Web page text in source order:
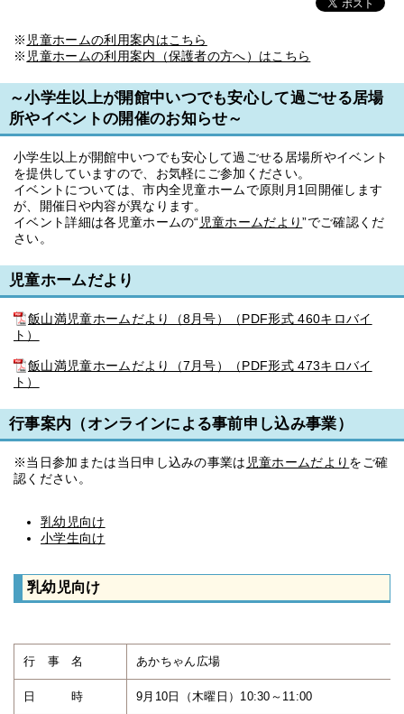
※ 児童ホームの利用案内はこちら
※ 児童ホームの利用案内（保護者の方へ）はこちら
～小学生以上が開館中いつでも安心して過ごせる居場
所やイベントの開催のお知らせ～
小学生以上が開館中いつでも安心して過ごせる居場所やイベント
を提供していますので、お気軽にご参加ください。
イベントについては、市内全児童ホームで原則月1回開催します
が、開催日や内容が異なります。
イベント詳細は各児童ホームの“児童ホームだより”でご確認くだ
さい。
児童ホームだより
飯山満児童ホームだより（8月号）（PDF形式 460キロバイ
ト）
飯山満児童ホームだより（7月号）（PDF形式 473キロバイ
ト）
行事案内（オンラインによる事前申し込み事業）
※当日参加または当日申し込みの事業は 児童ホームだより をご確
認ください。
乳幼児向け
小学生向け
乳幼児向け
行 事 名 あかちゃん広場
日 時 9月10日（木曜日）10:30～11:00